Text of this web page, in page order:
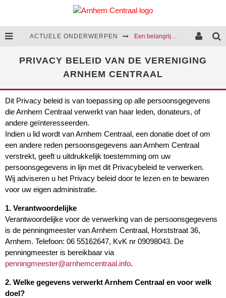
ACTUELE ONDERWERPEN Een belangrijke stap in de aanpak van huiselijk geweld
Cultuurcentrum Arnhem-Zuid komt opnieuw een stap dichterbij
PRIVACY BELEID VAN DE VERENIGING
ARNHEM CENTRAAL
Dit Privacy beleid is van toepassing op alle persoonsgegevens
die Arnhem Centraal verwerkt van haar leden, donateurs, of
andere geïnteresseerden.
Indien u lid wordt van Arnhem Centraal, een donatie doet of om
een andere reden persoonsgegevens aan Arnhem Centraal
verstrekt, geeft u uitdrukkelijk toestemming om uw
persoonsgegevens in lijn met dit Privacybeleid te verwerken.
Wij adviseren u het Privacy beleid door te lezen en te bewaren
voor uw eigen administratie.
1. Verantwoordelijke
Verantwoordelijke voor de verwerking van de persoonsgegevens
is de penningmeester van Arnhem Centraal, Horststraat 36,
Arnhem. Telefoon: 06 55162647, KvK nr 09098043. De
penningmeester is bereikbaar via
penningmeester@arnhemcentraal.info.
2. Welke gegevens verwerkt Arnhem Centraal en voor welk
doel?